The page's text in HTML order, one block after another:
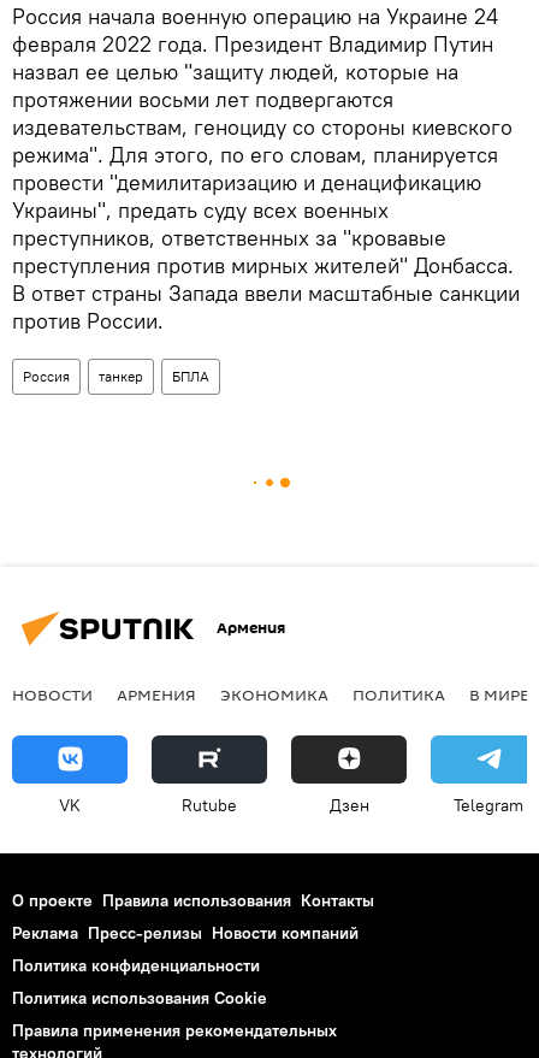
Россия начала военную операцию на Украине 24
февраля 2022 года. Президент Владимир Путин
назвал ее целью "защиту людей, которые на
протяжении восьми лет подвергаются
издевательствам, геноциду со стороны киевского
режима". Для этого, по его словам, планируется
провести "демилитаризацию и денацификацию
Украины", предать суду всех военных
преступников, ответственных за "кровавые
преступления против мирных жителей" Донбасса.
В ответ страны Запада ввели масштабные санкции
против России.
Россия танкер БПЛА
Армения
НОВОСТИ АРМЕНИЯ ЭКОНОМИКА ПОЛИТИКА В МИРЕ
VK Rutube Дзен Telegram
О проекте Правила использования Контакты
Реклама Пресс-релизы Новости компаний
Политика конфиденциальности
Политика использования Cookie
Правила применения рекомендательных
технологий